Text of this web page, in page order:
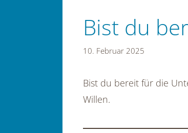
Bist du
10. Februar 2025
Bist du bereit für die
Willen.